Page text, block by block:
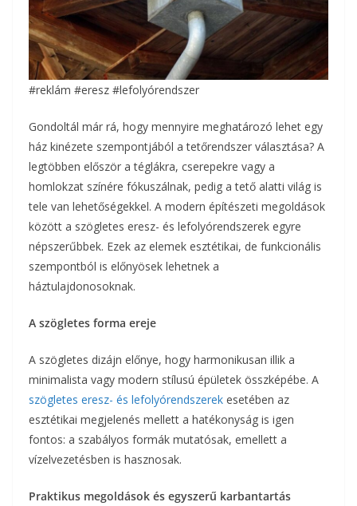
#reklám #eresz #lefolyórendszer
Gondoltál már rá, hogy mennyire meghatározó lehet egy
ház kinézete szempontjából a tetőrendszer választása? A
legtöbben először a téglákra, cserepekre vagy a
homlokzat színére fókuszálnak, pedig a tető alatti világ is
tele van lehetőségekkel. A modern építészeti megoldások
között a szögletes eresz- és lefolyórendszerek egyre
népszerűbbek. Ezek az elemek esztétikai, de funkcionális
szempontból is előnyösek lehetnek a
háztulajdonosoknak.
A szögletes forma ereje
A szögletes dizájn előnye, hogy harmonikusan illik a
minimalista vagy modern stílusú épületek összképébe. A
szögletes eresz- és lefolyórendszerek esetében az
esztétikai megjelenés mellett a hatékonyság is igen
fontos: a szabályos formák mutatósak, emellett a
vízelvezetésben is hasznosak.
Praktikus megoldások és egyszerű karbantartás